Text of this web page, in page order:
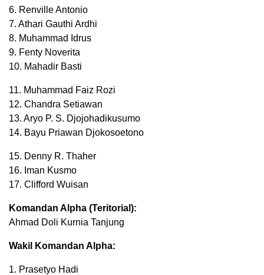
6. Renville Antonio
7. Athari Gauthi Ardhi
8. Muhammad Idrus
9. Fenty Noverita
10. Mahadir Basti
11. Muhammad Faiz Rozi
12. Chandra Setiawan
13. Aryo P. S. Djojohadikusumo
14. Bayu Priawan Djokosoetono
15. Denny R. Thaher
16. Iman Kusmo
17. Clifford Wuisan
Komandan Alpha (Teritorial):
Ahmad Doli Kurnia Tanjung
Wakil Komandan Alpha:
1. Prasetyo Hadi